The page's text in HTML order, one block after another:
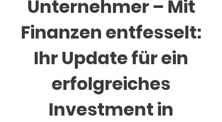
Unternehmer – Mit
Finanzen entfesselt:
Ihr Update für ein
erfolgreiches
Investment in